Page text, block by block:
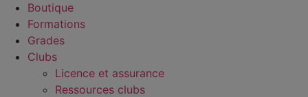
Boutique
Formations
Grades
Clubs
Licence et assurance
Ressources clubs